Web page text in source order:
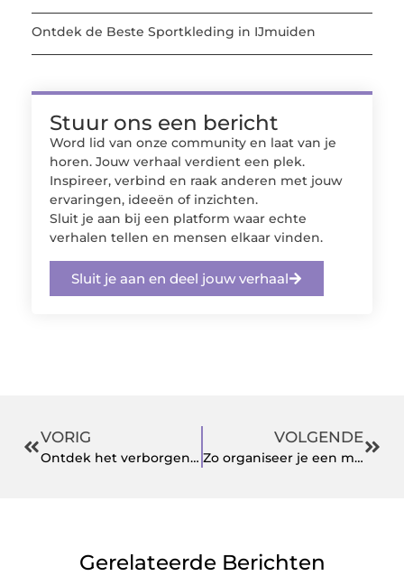
Ontdek de Beste Sportkleding in IJmuiden
Stuur ons een bericht
Word lid van onze community en laat van je
horen. Jouw verhaal verdient een plek.
Inspireer, verbind en raak anderen met jouw
ervaringen, ideeën of inzichten.
Sluit je aan bij een platform waar echte
verhalen tellen en mensen elkaar vinden.
Sluit je aan en deel jouw verhaal
VORIG
Ontdek het verborgen pareltje Enschede met een charmant Bed and Breakfast verblijf
VOLGENDE
Zo organiseer je een meeting die effectief is
Gerelateerde Berichten